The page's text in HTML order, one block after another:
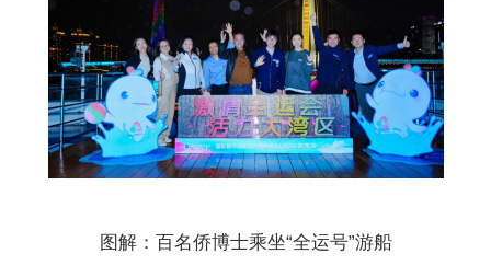
图解：百名侨博士乘坐“全运号”游船